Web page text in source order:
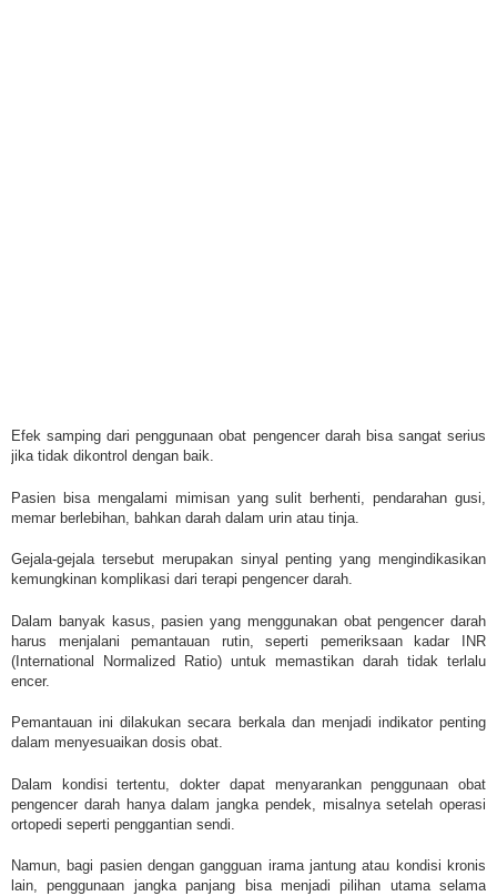
Efek samping dari penggunaan obat pengencer darah bisa sangat serius
jika tidak dikontrol dengan baik.
Pasien bisa mengalami mimisan yang sulit berhenti, pendarahan gusi,
memar berlebihan, bahkan darah dalam urin atau tinja.
Gejala-gejala tersebut merupakan sinyal penting yang mengindikasikan
kemungkinan komplikasi dari terapi pengencer darah.
Dalam banyak kasus, pasien yang menggunakan obat pengencer darah
harus menjalani pemantauan rutin, seperti pemeriksaan kadar INR
(International Normalized Ratio) untuk memastikan darah tidak terlalu
encer.
Pemantauan ini dilakukan secara berkala dan menjadi indikator penting
dalam menyesuaikan dosis obat.
Dalam kondisi tertentu, dokter dapat menyarankan penggunaan obat
pengencer darah hanya dalam jangka pendek, misalnya setelah operasi
ortopedi seperti penggantian sendi.
Namun, bagi pasien dengan gangguan irama jantung atau kondisi kronis
lain, penggunaan jangka panjang bisa menjadi pilihan utama selama